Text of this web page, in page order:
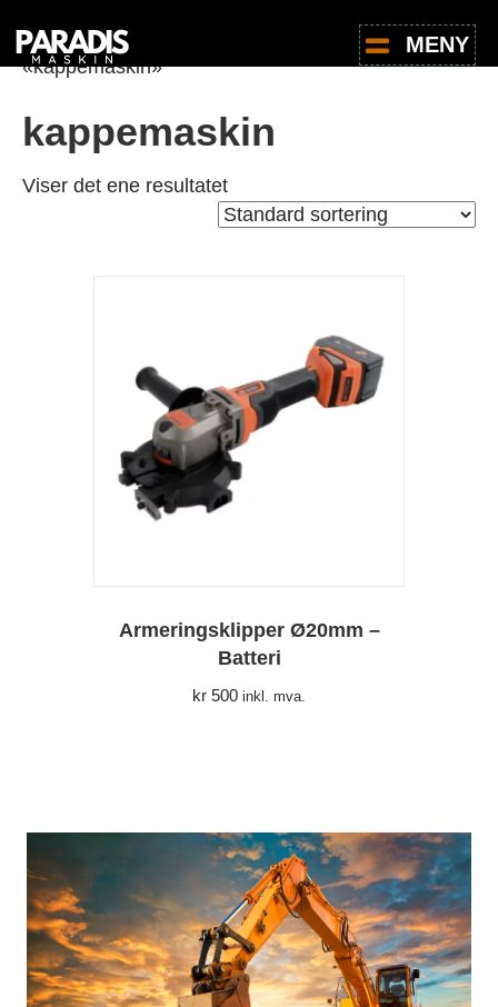
MENY
Hjem/Butikk
/ Produkter med stikkord
«kappemaskin»
kappemaskin
Viser det ene resultatet
Armeringsklipper Ø20mm –
Batteri
kr 500 inkl. mva.